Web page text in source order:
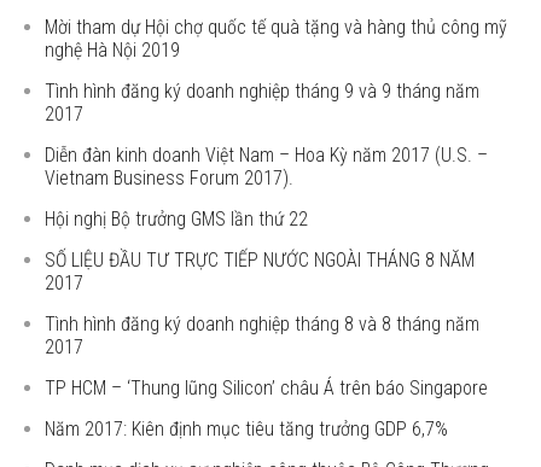
Mời tham dự Hội chợ quốc tế quà tặng và hàng thủ công mỹ
nghệ Hà Nội 2019
Tình hình đăng ký doanh nghiệp tháng 9 và 9 tháng năm
2017
Diễn đàn kinh doanh Việt Nam – Hoa Kỳ năm 2017 (U.S. –
Vietnam Business Forum 2017).
Hội nghị Bộ trưởng GMS lần thứ 22
SỐ LIỆU ĐẦU TƯ TRỰC TIẾP NƯỚC NGOÀI THÁNG 8 NĂM
2017
Tình hình đăng ký doanh nghiệp tháng 8 và 8 tháng năm
2017
TP HCM – ‘Thung lũng Silicon’ châu Á trên báo Singapore
Năm 2017: Kiên định mục tiêu tăng trưởng GDP 6,7%